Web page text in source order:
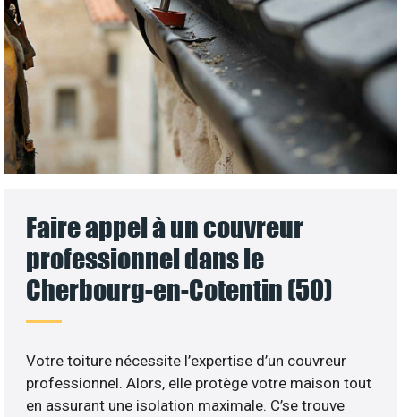
Faire appel à un couvreur
professionnel dans le
Cherbourg-en-Cotentin (50)
Votre toiture nécessite l’expertise d’un couvreur
professionnel. Alors, elle protège votre maison tout
en assurant une isolation maximale. C’se trouve